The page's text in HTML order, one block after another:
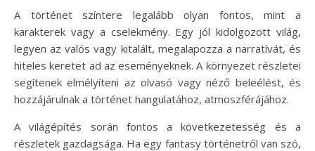
A történet színtere legalább olyan fontos, mint a
karakterek vagy a cselekmény. Egy jól kidolgozott világ,
legyen az valós vagy kitalált, megalapozza a narratívát, és
hiteles keretet ad az eseményeknek. A környezet részletei
segítenek elmélyíteni az olvasó vagy néző beleélést, és
hozzájárulnak a történet hangulatához, atmoszférájához.
A világépítés során fontos a következetesség és a
részletek gazdagsága. Ha egy fantasy történetről van szó,